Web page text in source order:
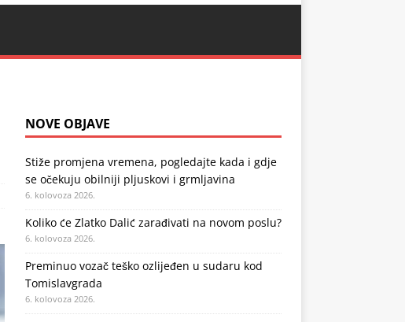
NOVE OBJAVE
Stiže promjena vremena, pogledajte kada i gdje
se očekuju obilniji pljuskovi i grmljavina
6. kolovoza 2026.
Koliko će Zlatko Dalić zarađivati na novom poslu?
6. kolovoza 2026.
Preminuo vozač teško ozlijeđen u sudaru kod
Tomislavgrada
6. kolovoza 2026.